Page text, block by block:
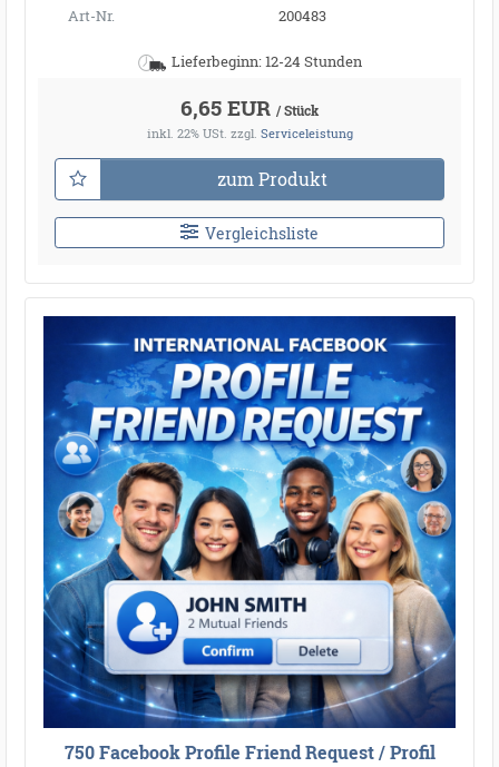
Art-Nr.
200483
Lieferbeginn: 12-24 Stunden
6,65 EUR / Stück
inkl. 22% USt. zzgl. Serviceleistung
zum Produkt
Vergleichsliste
750 Facebook Profile Friend Request / Profil